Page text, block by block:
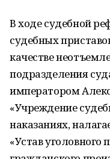
В ходе судебной
судебных
качестве
подразделения
императором
«Учреждение
наказаниях,
«Устав уголовного